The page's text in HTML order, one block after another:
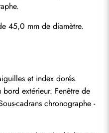
45,0 mm de diamètre.
et index dorés.
extérieur. Fenêtre de
cadrans chronographe -